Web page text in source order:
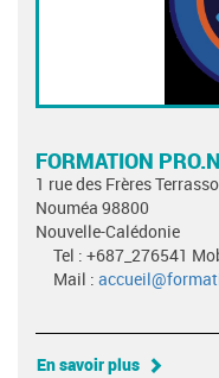
FORMATION
1 rue des Frères
Nouméa 98800
Nouvelle-Calédonie
Tel : +687_276541
Mail :
En savoir plus